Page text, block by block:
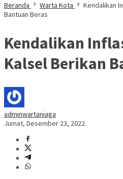
Beranda
Warta Kota
Kendalikan
Bantuan Beras
Kendalikan
Kalsel Berikan
adminwartaniaga
Jumat, Desember 23, 2022